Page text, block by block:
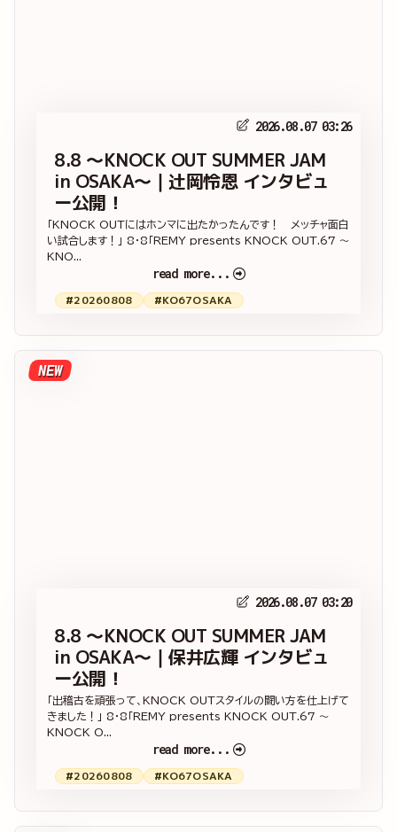
2026.08.07 03:26
8.8 ～KNOCK OUT SUMMER JAM
in OSAKA～｜辻岡怜恩 インタビュ
ー公開！
「KNOCK OUTにはホンマに出たかったんです！ メッチャ面白
い試合します！」 8・8「REMY presents KNOCK OUT.67 ～
KNO...
read more...
#20260808 #KO67OSAKA
NEW
2026.08.07 03:20
8.8 ～KNOCK OUT SUMMER JAM
in OSAKA～｜保井広輝 インタビュ
ー公開！
「出稽古を頑張って、KNOCK OUTスタイルの闘い方を仕上げて
きました！」 8・8「REMY presents KNOCK OUT.67 ～
KNOCK O...
read more...
#20260808 #KO67OSAKA